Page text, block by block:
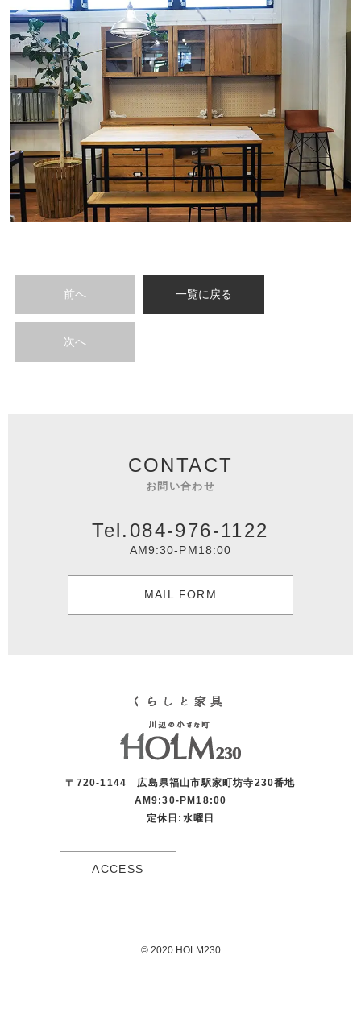
前へ 一覧に戻る
次へ
CONTACT
お問い合わせ
Tel.084-976-1122
AM9:30-PM18:00
MAIL FORM
〒720-1144 広島県福山市駅家町坊寺230番地
AM9:30-PM18:00
定休日:水曜日
ACCESS
© 2020 HOLM230